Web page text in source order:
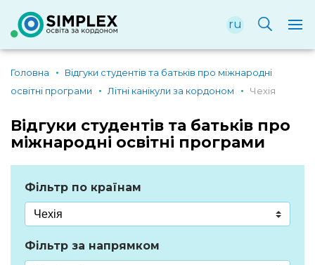
ru
Головна
Відгуки студентів та батьків про міжнародні
освітні програми
Літні канікули за кордоном Чехія
Відгуки студентів та батьків про
міжнародні освітні програми
Фільтр по країнам
Фільтр за напрямком